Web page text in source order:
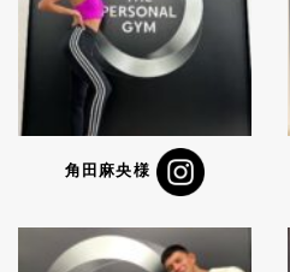
角田麻央様